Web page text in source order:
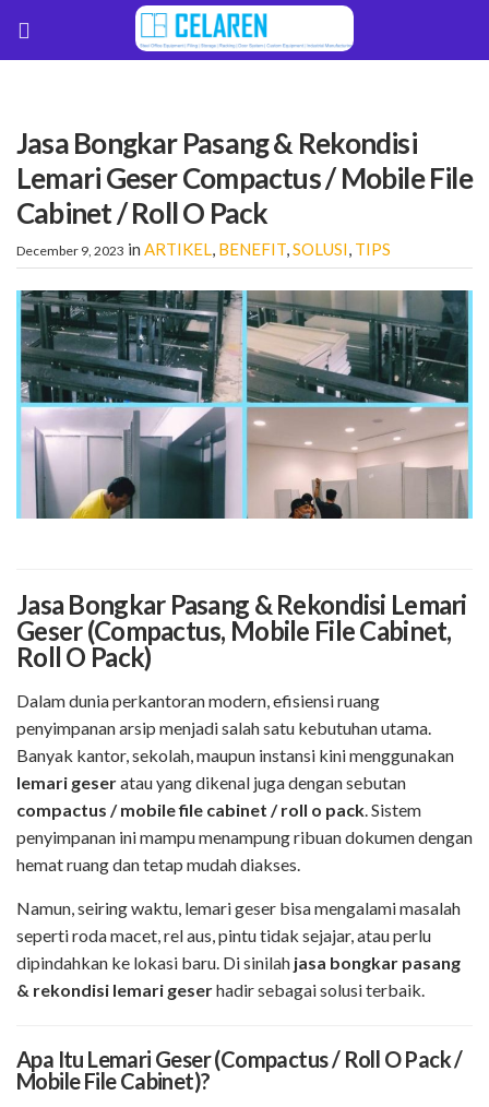
Jasa Bongkar Pasang & Rekondisi
Lemari Geser Compactus / Mobile File
Cabinet / Roll O Pack
December 9, 2023 in ARTIKEL, BENEFIT,SOLUSI, TIPS
Jasa Bongkar Pasang & Rekondisi Lemari
Geser (Compactus, Mobile File Cabinet,
Roll O Pack)
Dalam dunia perkantoran modern, efisiensi ruang
penyimpanan arsip menjadi salah satu kebutuhan utama.
Banyak kantor, sekolah, maupun instansi kini menggunakan
lemari geseratau yang dikenal juga dengan sebutan
compactus / mobile file cabinet / roll o pack. Sistem
penyimpanan ini mampu menampung ribuan dokumen dengan
hemat ruang dan tetap mudah diakses.
Namun, seiring waktu, lemari geser bisa mengalami masalah
seperti roda macet, rel aus, pintu tidak sejajar, atau perlu
dipindahkan ke lokasi baru. Di sinilah jasa bongkar pasang
& rekondisi lemari geserhadir sebagai solusi terbaik.
Apa Itu Lemari Geser (Compactus / Roll O Pack /
Mobile File Cabinet)?